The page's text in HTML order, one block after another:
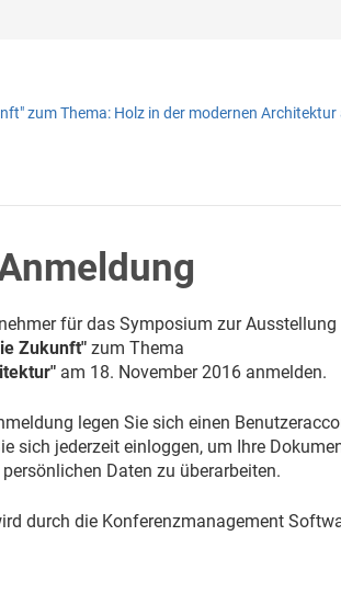
zum Thema: Holz in der modernen
für das Symposium zur Ausstellung
Zukunft"zum Thema
am 18. November 2016 anmelden.
legen Sie sich einen
sich jederzeit einloggen, um Ihre
Daten zu überarbeiten.
durch die Konferenzmanagement